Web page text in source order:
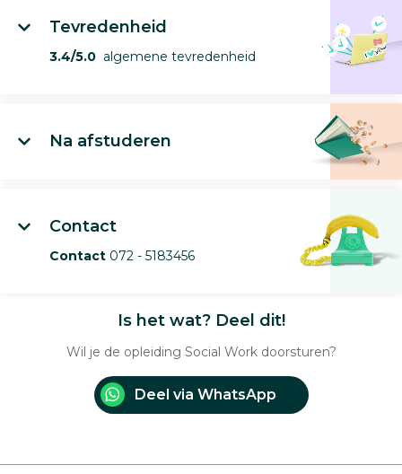
Tevredenheid
3.4/5.0 algemene tevredenheid
Na afstuderen
Contact
Contact 072 - 5183456
Is het wat? Deel dit!
Wil je de opleiding Social Work doorsturen?
Deel via WhatsApp